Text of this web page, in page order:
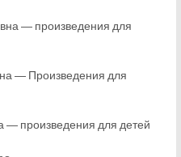
― произведения для
― Произведения для
― произведения для детей